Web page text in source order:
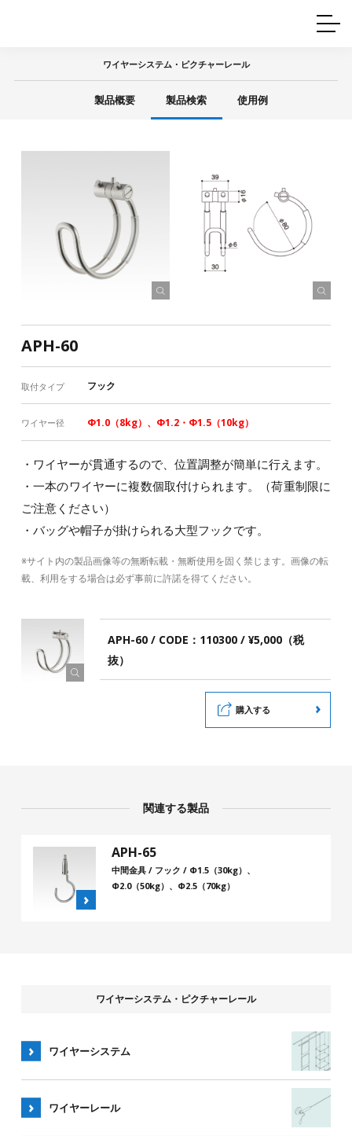
ついて
産業用ワイヤー
技術
サポート
製品の安全と品質について
図面ダウンロード
ワイヤーシステム・ピクチャーレール
製品概要 製品検索 使用例
APH-60
取付タイプ フック
ワイヤー径 Φ1.0（8kg）、Φ1.2・Φ1.5（10kg）
・ワイヤーが貫通するので、位置調整が簡単に行えます。
・一本のワイヤーに複数個取付けられます。（荷重制限に
ご注意ください）
・バッグや帽子が掛けられる大型フックです。
※サイト内の製品画像等の無断転載・無断使用を固く禁じます。画像の転
載、利用をする場合は必ず事前に許諾を得てください。
APH-60 / CODE：110300 / ¥5,000（税
抜）
購入する
関連する製品
APH-65
中間金具 / フック / Φ1.5（30kg）、
Φ2.0（50kg）、Φ2.5（70kg）
ワイヤーシステム・ピクチャーレール
ワイヤーシステム
ワイヤーレール